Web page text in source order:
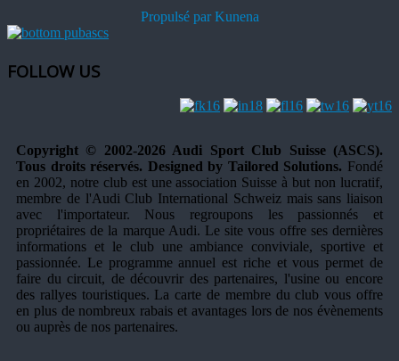
Propulsé parKunena
FOLLOW US
Copyright © 2002-2026 Audi Sport Club Suisse (ASCS).
Tous droits réservés. Designed by Tailored Solutions. Fondé
en 2002, notre club est une association Suisse à but non lucratif,
membre de l'Audi Club International Schweiz mais sans liaison
avec l'importateur. Nous regroupons les passionnés et
propriétaires de la marque Audi. Le site vous offre ses dernières
informations et le club une ambiance conviviale, sportive et
passionnée. Le programme annuel est riche et vous permet de
faire du circuit, de découvrir des partenaires, l'usine ou encore
des rallyes touristiques. La carte de membre du club vous offre
en plus de nombreux rabais et avantages lors de nos évènements
ou auprès de nos partenaires.